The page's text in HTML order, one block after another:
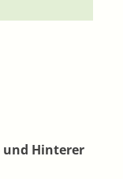
und Hinterer